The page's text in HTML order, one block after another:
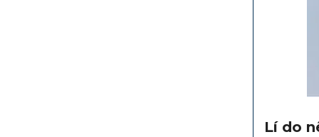
Lí do